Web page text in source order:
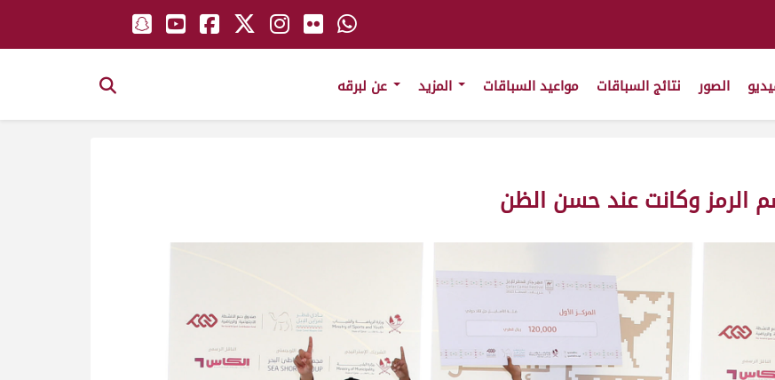
الصور نتائج السباقات مواعيد السباقات
الرمز وكانت عند حسن الظن